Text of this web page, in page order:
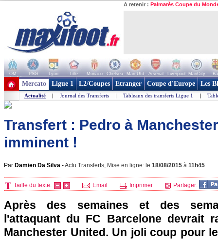
A retenir : Palmarès Coupe du
OM PSG Lyon Lille Monaco Chelsea Man Utd Arsenal Liverpool ManCity
+ de clubs
Mercato Ligue 1 L2/Coupes Etranger Coupe d'Europe Les
Actualité | Journal des Transferts | Tableaux des transferts Ligue 1 |
Transfert : Pedro à
imminent !
Par Damien Da Silva -Actu Transferts, Mise en ligne: le 18/08/2015 à 11h45
Taille du texte: Email Imprimer Partager:
Après des semaines et des
l'attaquant du FC Barcelone devrait
Manchester United. Un joli coup pour